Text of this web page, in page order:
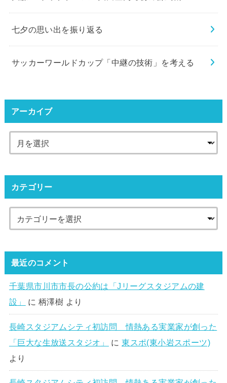
七夕の思い出を振り返る
サッカーワールドカップ「中継の技術」を考える
アーカイブ
カテゴリー
最近のコメント
千葉県市川市市長の公約は「Jリーグスタジアムの建
設」
に 柄澤樹 より
長崎スタジアムシティ初訪問 情熱ある実業家が創った
「巨大な生放送スタジオ」
に東スポ(東小岩スポーツ)
より